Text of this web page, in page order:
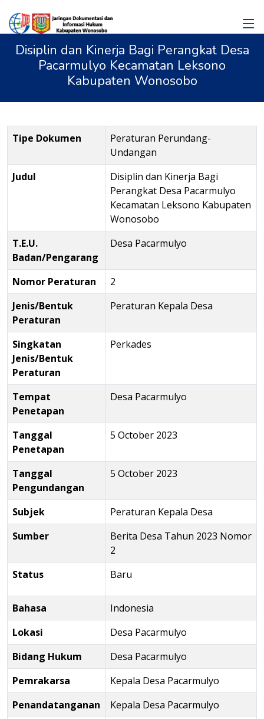
Disiplin dan Kinerja Bagi Perangkat Desa
Pacarmulyo Kecamatan Leksono
Kabupaten Wonosobo
Tipe Dokumen
Peraturan Perundang-
Undangan
Judul
Disiplin dan Kinerja Bagi
Perangkat Desa Pacarmulyo
Kecamatan Leksono Kabupaten
Wonosobo
T.E.U.
Badan/Pengarang
Desa Pacarmulyo
Nomor Peraturan
2
Jenis/Bentuk
Peraturan
Peraturan Kepala Desa
Singkatan
Jenis/Bentuk
Peraturan
Perkades
Tempat
Penetapan
Desa Pacarmulyo
Tanggal
Penetapan
5 October 2023
Tanggal
Pengundangan
5 October 2023
Subjek
Peraturan Kepala Desa
Sumber
Berita Desa Tahun 2023 Nomor
2
Status
Baru
Bahasa
Indonesia
Lokasi
Desa Pacarmulyo
Bidang Hukum
Desa Pacarmulyo
Pemrakarsa
Kepala Desa Pacarmulyo
Penandatanganan
Kepala Desa Pacarmulyo